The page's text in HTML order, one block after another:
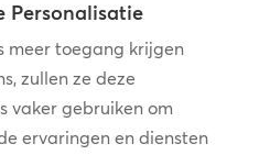
Personalisatie
meer toegang krijgen
zullen ze deze
vaker gebruiken om
ervaringen en diensten